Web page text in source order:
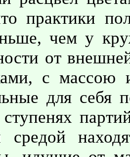
практики
чем у
от
с массою
для себя
ступенях
средой